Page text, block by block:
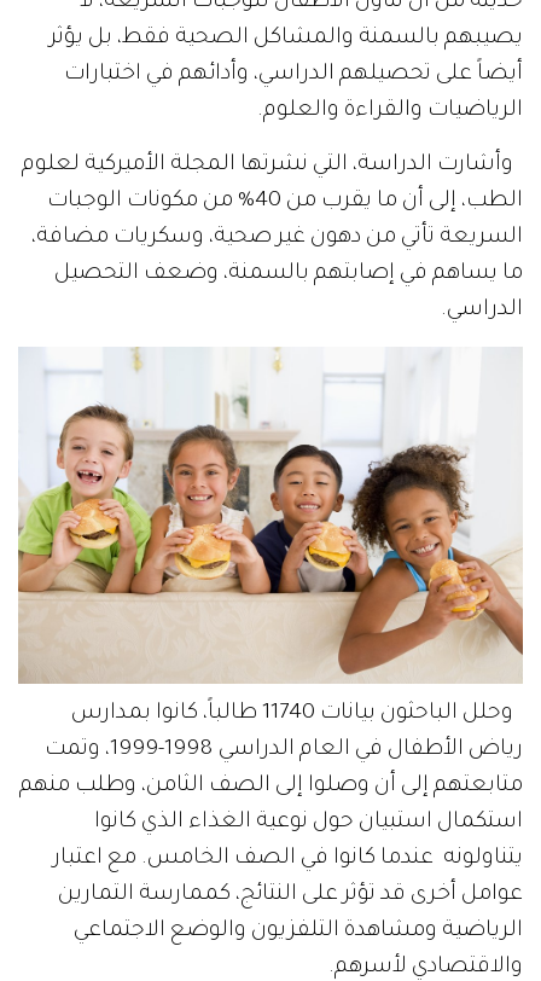
يصيبهم بالسمنة والمشاكل الصحية فقط، بل يؤثر
أيضاً على تحصيلهم الدراسي، وأدائهم في اختبارات
الرياضيات والقراءة والعلوم.
وأشارت الدراسة، التي نشرتها المجلة الأميركية لعلوم
الطب، إلى أن ما يقرب من 40% من مكونات الوجبات
السريعة تأتي من دهون غير صحية، وسكريات مضافة،
ما يساهم في إصابتهم بالسمنة، وضعف التحصيل
الدراسي.
وحلل الباحثون بيانات 11740 طالباً، كانوا بمدارس
رياض الأطفال في العام الدراسي 1998-1999، وتمت
متابعتهم إلى أن وصلوا إلى الصف الثامن، وطلب منهم
استكمال استبيان حول نوعية الغذاء الذي كانوا
يتناولونه عندما كانوا في الصف الخامس. مع اعتبار
عوامل أخرى قد تؤثر على النتائج، كممارسة التمارين
الرياضية ومشاهدة التلفزيون والوضع الاجتماعي
والاقتصادي لأسرهم.